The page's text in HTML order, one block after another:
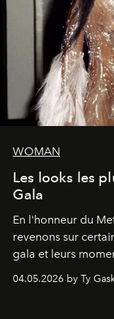
WOMAN
Les looks les
Gala
En l'honneur du
revenons sur
gala et leurs
04.05.2026 by Ty